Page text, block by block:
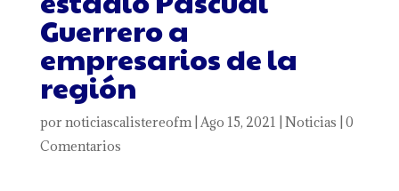
Guerrero a
empresarios de la
región
por noticiascalistereofm| Ago 15, 2021 Noticias 0
Comentarios